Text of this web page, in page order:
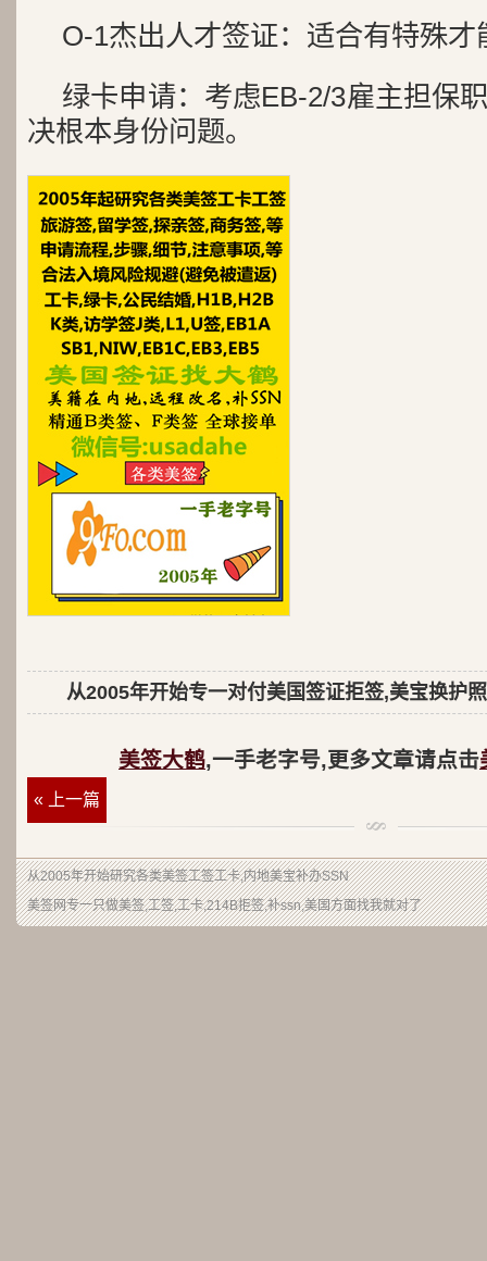
O-1杰出人才签证：适合有特殊才
绿卡申请：考虑EB-2/3雇主担保
决根本身份问题。
从2005年开始专一对付美国签证拒签,美宝换护
美签大鹤,一手老字号,更多文章请点击
« 上一篇
从2005年开始研究各类美签工签工卡,内地美宝补办SSN
美签网专一只做美签,工签,工卡,214B拒签,补ssn,美国方面找我就对了